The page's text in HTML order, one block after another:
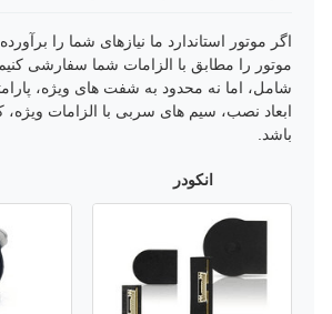
اگر موتور استاندارد ما نیازهای شما را برآورده
موتور را مطابق با الزامات شما سفارشی
شامل، اما نه محدود به شفت های ویژه،
ابعاد نصب، سیم های سربی با الزامات ویژه،
باشد.
انکودر